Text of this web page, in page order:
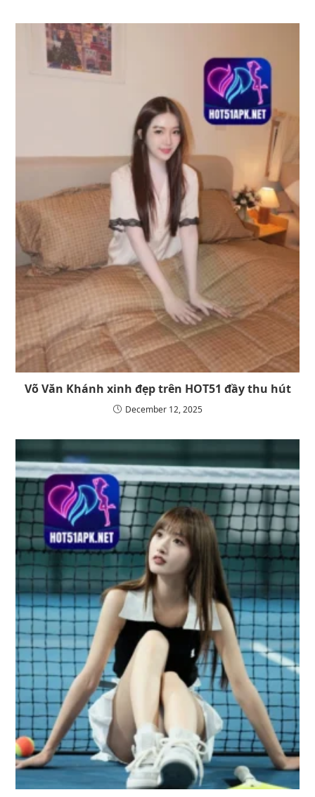
Võ Văn Khánh xinh đẹp trên HOT51 đầy thu hút
December 12, 2025